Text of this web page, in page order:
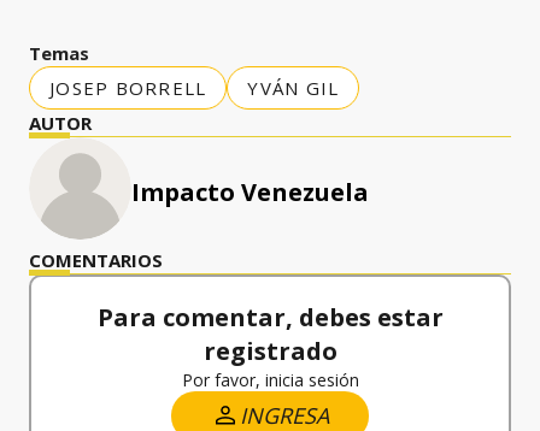
Temas
JOSEP BORRELL
YVÁN GIL
AUTOR
Impacto Venezuela
COMENTARIOS
Para comentar, debes estar
registrado
Por favor, inicia sesión
INGRESA